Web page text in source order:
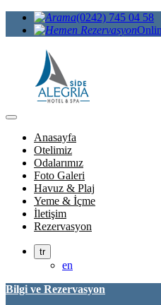
(0242) 745 04 58
Anasayfa
Otelimiz
Odalarımız
Foto Galeri
Havuz & Plaj
Yeme & İçme
İletişim
Rezervasyon
tr
en
Bilgi ve Rezervasyon